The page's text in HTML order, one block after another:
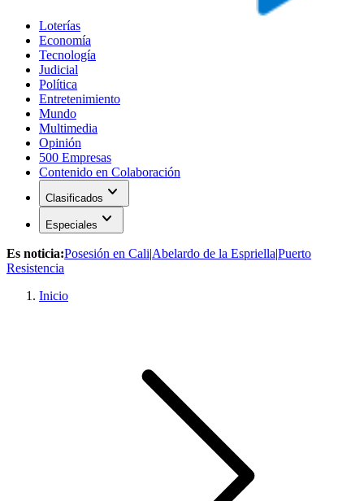
Loterías
Economía
Tecnología
Judicial
Política
Entretenimiento
Mundo
Multimedia
Opinión
500 Empresas
Contenido en Colaboración
Clasificados expand_more
Especiales expand_more
Es noticia:Posesión en Cali|Abelardo de la Espriella|Puerto
Resistencia
Inicio